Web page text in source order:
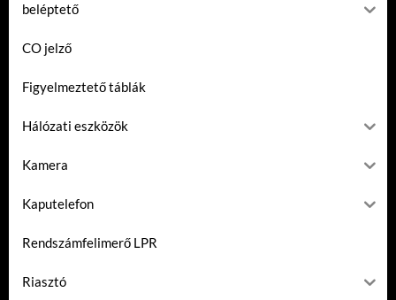
beléptető
CO jelző
Figyelmeztető táblák
Hálózati eszközök
Kamera
Kaputelefon
Rendszámfelimerő LPR
Riasztó